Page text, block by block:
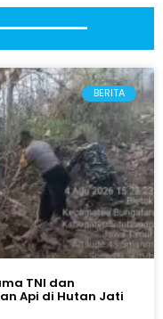
BERITA
TNI dan
Api di Hutan Jati